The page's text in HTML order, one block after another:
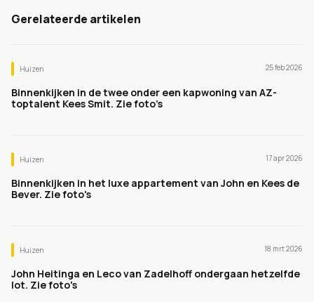
Gerelateerde artikelen
Huizen 25 feb 2026
Binnenkijken in de twee onder een kapwoning van AZ-
toptalent Kees Smit. Zie foto’s
Huizen 17 apr 2026
Binnenkijken in het luxe appartement van John en Kees de
Bever. Zie foto's
Huizen 18 mrt 2026
John Heitinga en Leco van Zadelhoff ondergaan hetzelfde
lot. Zie foto's